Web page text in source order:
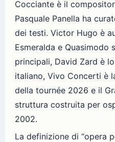
Cocciante è il
Pasquale Panella ha
dei testi. Victor Hugo è
Esmeralda e Quasimodo
principali, David Zard è
italiano, Vivo Concerti è
della tournée 2026 e il
struttura costruita per
2002.
La definizione di “opera